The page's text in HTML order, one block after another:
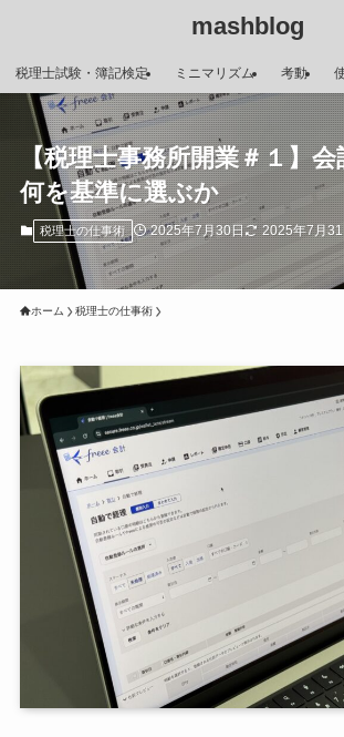
mashblog
税理士試験・簿記検定 ミニマリズム 考動
【税理士事務所開業＃１】
何を基準に選ぶか
税理士の仕事術 2025年7月30日 2025年7月
ホーム 税理士の仕事術